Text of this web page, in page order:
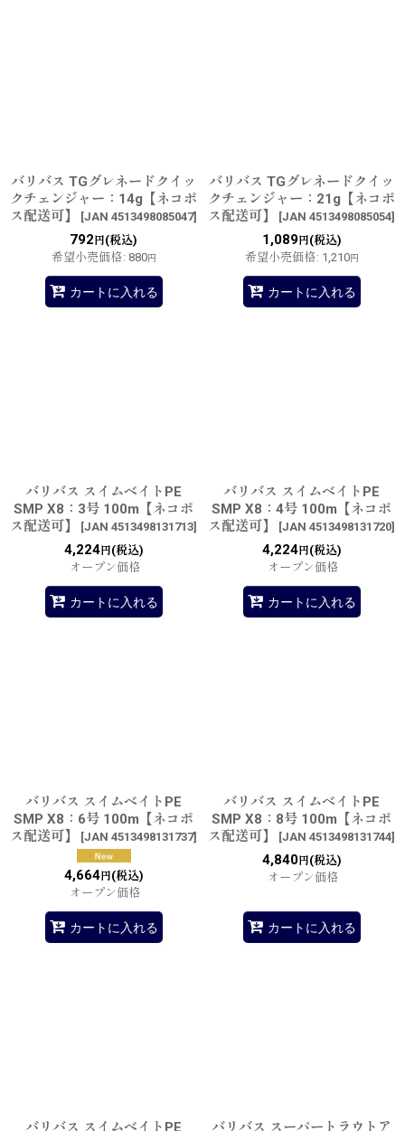
バリバス TGグレネードクイッ
クチェンジャー：14g【ネコポ
ス配送可】
[JAN 4513498085047]
792 円(税込)
希望小売価格: 880円
カートに入れる
バリバス TGグレネードクイッ
クチェンジャー：21g【ネコポ
ス配送可】
[JAN 4513498085054]
1,089円(税込)
希望小売価格: 1,210円
カートに入れる
バリバス スイムベイトPE
SMP X8：3号 100m【ネコポ
ス配送可】
[JAN 4513498131713]
4,224円(税込)
オープン価格
カートに入れる
バリバス スイムベイトPE
SMP X8：4号 100m【ネコポ
ス配送可】
[JAN 4513498131720]
4,224円(税込)
オープン価格
カートに入れる
バリバス スイムベイトPE
SMP X8：6号 100m【ネコポ
ス配送可】
[JAN 4513498131737]
4,664円(税込)
オープン価格
カートに入れる
バリバス スイムベイトPE
SMP X8：8号 100m【ネコポ
ス配送可】
[JAN 4513498131744]
4,840円(税込)
オープン価格
カートに入れる
バリバス スイムベイトPE バリバス スーパートラウトア